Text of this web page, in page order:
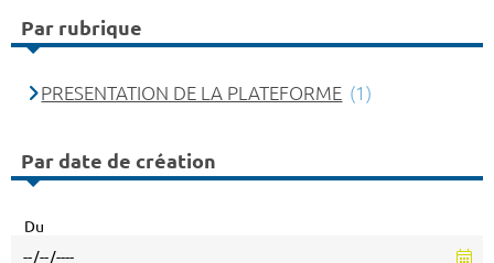
Par rubrique
PRESENTATION DE LA PLATEFORME (1)
Par date de création
Du